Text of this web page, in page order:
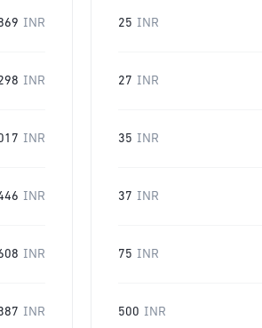
INR
INR
INR
INR
INR
INR
25 INR
27 INR
35 INR
37 INR
75 INR
500 INR